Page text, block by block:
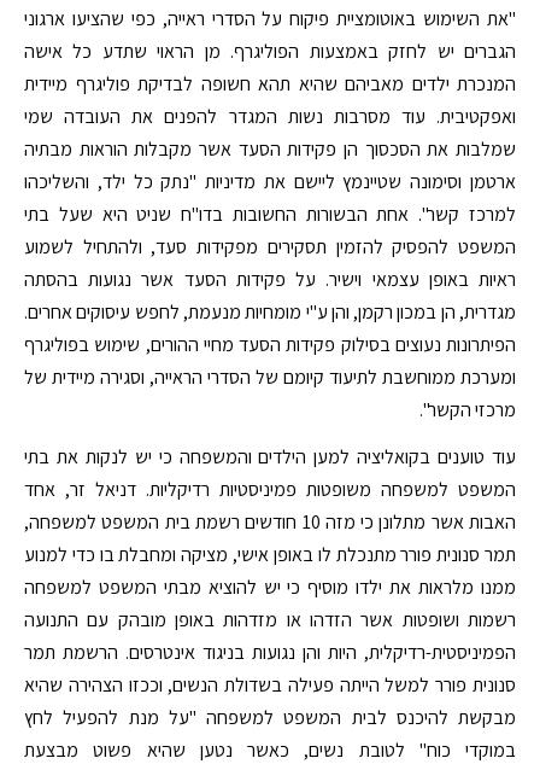
"את השימוש באוטומציית פיקוח על הסדרי ראייה, כפי שהציעו ארגוני
הגברים יש לחזק באמצעות הפוליגרף. מן הראוי שתדע כל אישה
המנכרת ילדים מאביהם שהיא תהא חשופה לבדיקת פוליגרף מיידית
ואפקטיבית. עוד מסרבות נשות המגדר להפנים את העובדה שמי
שמלבות את הסכסוך הן פקידות הסעד אשר מקבלות הוראות מבתיה
ארטמן וסימונה שטיינמץ ליישם את מדיניות "נתק כל ילד, והשליכהו
למרכז קשר". אחת הבשורות החשובות בדו"ח שניט היא שעל בתי
המשפט להפסיק להזמין תסקירים מפקידות סעד, ולהתחיל לשמוע
ראיות באופן עצמאי וישיר. על פקידות הסעד אשר נגועות בהסתה
מגדרית, הן במכון רקמן, והן ע"י מומחיות מנעמת, לחפש עיסוקים אחרים.
הפיתרונות נעוצים בסילוק פקידות הסעד מחיי ההורים, שימוש בפוליגרף
ומערכת ממוחשבת לתיעוד קיומם של הסדרי הראייה, וסגירה מיידית של
מרכזי הקשר".
עוד טוענים בקואליציה למען הילדים והמשפחה כי יש לנקות את בתי
המשפט למשפחה משופטות פמיניסטיות רדיקליות. דניאל זר, אחד
האבות אשר מתלונן כי מזה 10 חודשים רשמת בית המשפט למשפחה,
תמר סנונית פורר מתנכלת לו באופן אישי, מציקה ומחבלת בו כדי למנוע
ממנו מלראות את ילדו מוסיף כי יש להוציא מבתי המשפט למשפחה
רשמות ושופטות אשר הזדהו או מזדהות באופן מובהק עם התנועה
הפמיניסטית-רדיקלית, היות והן נגועות בניגוד אינטרסים. הרשמת תמר
סנונית פורר למשל הייתה פעילה בשדולת הנשים, וככזו הצהירה שהיא
מבקשת להיכנס לבית המשפט למשפחה "על מנת להפעיל לחץ
במוקדי כוח" לטובת נשים, כאשר נטען שהיא פשוט מבצעת